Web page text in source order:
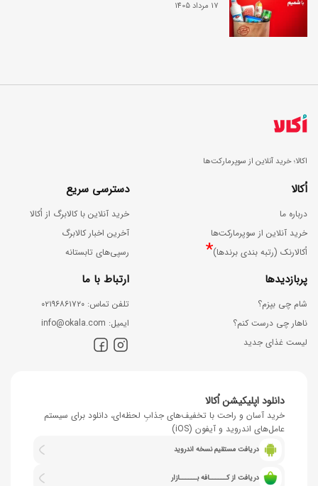
17 مرداد 1405
اکالا؛ خرید آنلاین از سوپرمارکت‌ها
اُکالا
درباره ما
خرید آنلاین از سوپرمارکت‌ها
اُکالارنک (رتبه بندی برندها)*
دسترسی سریع
خرید آنلاین با کالابرگ از اُکالا
آخرین اخبار کالابرگ
رسپی‌های تابستانه
پربازدیدها
شام چی بپزم؟
ناهار چی درست کنم؟
لیست غذای جدید
ارتباط با ما
ﺗﻠﻔﻦ ﺗﻤﺎس: ۰۲۱۹۶۸۶۱۷۲۰
اﯾﻤﯿﻞ: info@okala.com
دانلود اپلیکیشن اُکالا
خرید آسان و راحت با تخفیف‌های جذابِ لحظه‌ای، دانلود برای سیستم
عامل‌های اندروید و آیفون (iOS)
دریافت مستقیم نسخه اندروید
دریافت از کــــــافه بــــــازار